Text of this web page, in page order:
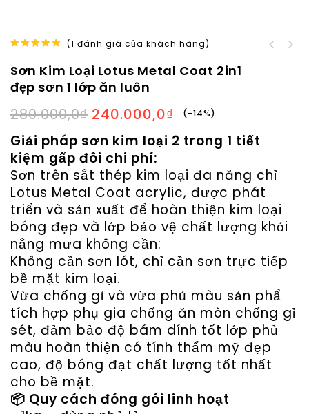
5
(1 đánh giá của khách hàng)
Sơn Kim Loại Lotus Metal Coat 2in1
đẹp sơn 1 lớp ăn luôn
-14%
280.000,0₫ 240.000,0₫
Giải pháp sơn kim loại 2 trong 1 tiết
kiệm gấp đôi chi phí:
Sơn trên sắt thép kim loại đa năng chỉ
Lotus Metal Coat acrylic, được phát
triển và sản xuất để hoàn thiện kim loại
bóng đẹp và lớp bảo vệ chất lượng khỏi
nắng mưa không cần:
Không cần sơn lót, chỉ cần sơn trực tiếp
bề mặt kim loại.
Vừa chống gỉ và vừa phủ màu sản phẩ
tích hợp phụ gia chống ăn mòn chống gỉ
sét, đảm bảo độ bám dính tốt lớp phủ
màu hoàn thiện có tính thẩm mỹ đẹp
cao, độ bóng đạt chất lượng tốt nhất
cho bề mặt.
📦 Quy cách đóng gói linh hoạt